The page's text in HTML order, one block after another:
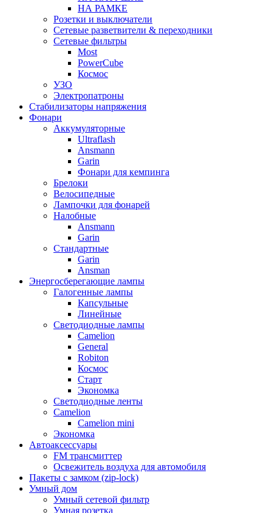
НА РАМКЕ
Розетки и выключатели
Сетевые разветвители & переходники
Сетевые фильтры
Most
PowerCube
Космос
УЗО
Электропатроны
Стабилизаторы напряжения
Фонари
Аккумуляторные
Ultraflash
Ansmann
Garin
Фонари для кемпинга
Брелоки
Велосипедные
Лампочки для фонарей
Налобные
Ansmann
Garin
Стандартные
Garin
Ansman
Энергосберегающие лампы
Галогенные лампы
Капсульные
Линейные
Светодиодные лампы
Camelion
General
Robiton
Космос
Старт
Экономка
Светодиодные ленты
Camelion
Camelion mini
Экономка
Автоаксессуары
FM трансмиттер
Освежитель воздуха для автомобиля
Пакеты с замком (zip-lock)
Умный дом
Умный сетевой фильтр
Умная розетка